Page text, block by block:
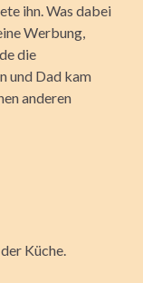
ihn. Was dabei
Werbung,
die
und Dad kam
anderen
Küche.